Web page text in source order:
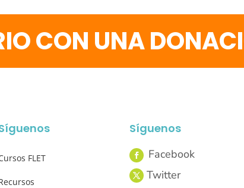
CON UNA
FLET
Síguenos